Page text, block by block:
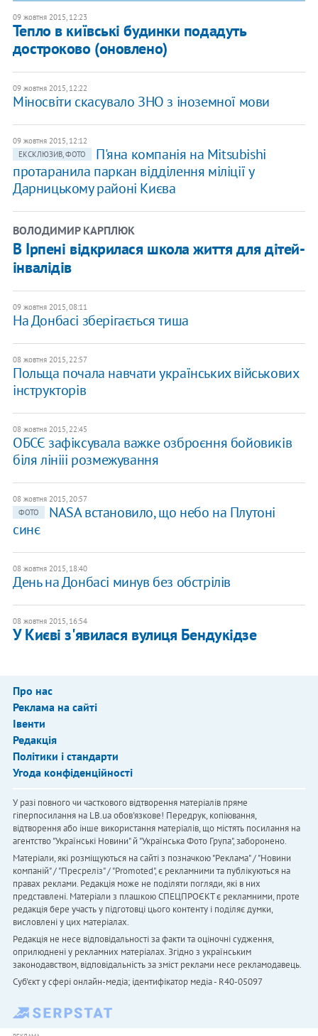
09 жовтня 2015, 12:23
Тепло в київські будинки подадуть
достроково (оновлено)
09 жовтня 2015, 12:22
Міносвіти скасувало ЗНО з іноземної мови
09 жовтня 2015, 12:12
ЕКСКЛЮЗИВ, ФОТО
П'яна компанія на Mitsubishi
протаранила паркан відділення міліції у
Дарницькому районі Києва
ВОЛОДИМИР КАРПЛЮК
В Ірпені відкрилася школа життя для дітей-
інвалідів
09 жовтня 2015, 08:11
На Донбасі зберігається тиша
08 жовтня 2015, 22:57
Польща почала навчати українських військових
інструкторів
08 жовтня 2015, 22:45
ОБСЄ зафіксувала важке озброєння бойовиків
біля лінііі розмежування
08 жовтня 2015, 20:57
ФОТО
NASA встановило, що небо на Плутоні
синє
08 жовтня 2015, 18:40
День на Донбасі минув без обстрілів
08 жовтня 2015, 16:54
У Києві з'явилася вулиця Бендукідзе
Про нас
Реклама на сайті
Івенти
Редакція
Політики і стандарти
Угода конфіденційності
У разі повного чи часткового відтворення матеріалів пряме
гіперпосилання на LB.ua обов'язкове! Передрук, копіювання,
відтворення або інше використання матеріалів, що містять посилання на
агентство "Українськi Новини" й "Українська Фото Група", заборонено.
Матеріали, які розміщуються на сайті з позначкою "Реклама" / "Новини
компаній" / "Пресреліз" / "Promoted", є рекламними та публікуються на
правах реклами. Редакція може не поділяти погляди, які в них
представлені. Матеріали з плашкою СПЕЦПРОЄКТ є рекламними, проте
редакція бере участь у підготовці цього контенту і поділяє думки,
висловлені у цих матеріалах.
Редакція не несе відповідальності за факти та оціночні судження,
оприлюднені у рекламних матеріалах. Згідно з українським
законодавством, відповідальність за зміст реклами несе рекламодавець.
Cуб'єкт у сфері онлайн-медіа; ідентифікатор медіа - R40-05097